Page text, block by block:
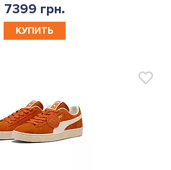
7399 грн.
КУПИТЬ